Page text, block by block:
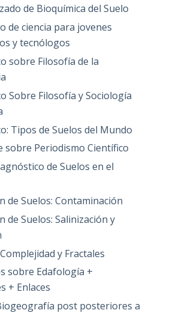
de Bioquímica del Suelo
de ciencia para jovenes
y tecnólogos
sobre Filosofía de la
Sobre Filosofía y Sociología
Tipos de Suelos del Mundo
sobre Periodismo Científico
de Suelos en el
de Suelos: Contaminación
de Suelos: Salinización y
y Fractales
sobre Edafología +
+ Enlaces
post posteriores a